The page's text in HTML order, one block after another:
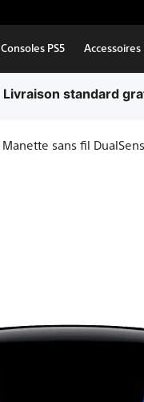
Consoles PS5 Accessoires
Livraison standard
Manette sans fil